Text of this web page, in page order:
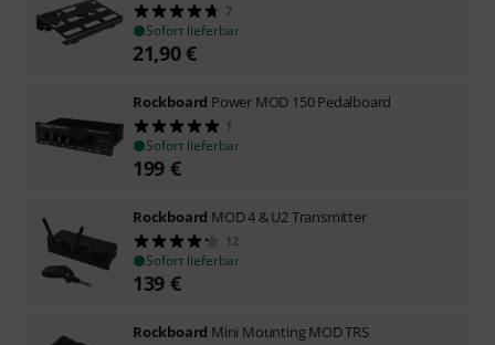
7
Sofort lieferbar
21,90€
Rockboard Power MOD 150 Pedalboard
1
Sofort lieferbar
199 €
Rockboard MOD 4 & U2 Transmitter
12
Sofort lieferbar
139 €
Rockboard Mini Mounting MOD TRS